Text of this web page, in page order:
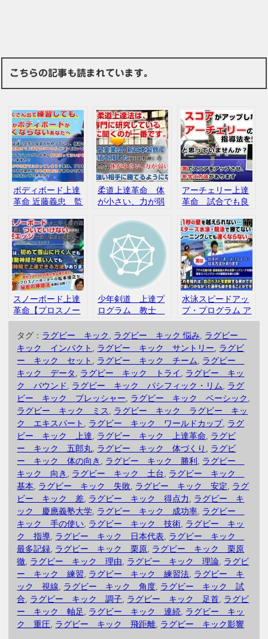
こちらの記事も読まれています。
ボディボード上達
革命 近藤義忠 監
評判 口コミ
柔道上達革命 体
が小さい、力が弱
上達法 DVD2枚
組 田口教継
アーチェリー上達
革命 試合でも良
うになる効率的練
習法 【元・慶應
義塾大学 洋弓部
監督 佐藤達也 監
修】DVD2枚組
スノーボード上達
革命【プロスノー
ボーダー松本佳之
監修】 DVD2枚組
松本佳之 評判
口コミ
少年剣道 上達プ
ログラム 教士
八段 菅野豪 監
修 DVD2枚組
インフォトップ
評判 口コミ
水泳スピードアッ
プ・プログラム ア
テネ五輪代表 森
隆弘 DVD2枚
組 監修 返金保
障 評判 口コミ
タグ： ラグビー キック, ラグビー キック 悩み, ラグビー
キック インパクト , ラグビー キック サントリー, ラグビ
ー キック セット , ラグビー キック チーム, ラグビー
キック データ, ラグビー キック トライ, ラグビー キッ
ク バウンド, ラグビー キック パシフィック・リム, ラグ
ビー キック プレッシャー, ラグビー キック ベーシック,
ラグビー キック ミス, ラグビー キック ラグビー キッ
ク エキスパート , ラグビー キック ワールドカップ, ラグ
ビー キック 上達, ラグビー キック 上達革命, ラグビ
ー キック 五郎丸, ラグビー キック 体づくり , ラグビ
ー キック 体の向き , ラグビー キック 勝利 , ラグビー
キック 向き , ラグビー キック 土台, ラグビー キック
基本, ラグビー キック 失敗, ラグビー キック 安定, ラグ
ビー キック 差, ラグビー キック 得点力, ラグビー キ
ック 慶應義塾大学, ラグビー キック 成功率, ラグビー
キック 手の使い, ラグビー キック 技術, ラグビー キッ
ク 指導, ラグビー キック 日本代表, ラグビー キック
最多記録, ラグビー キック 栗原, ラグビー キック 栗原
徹, ラグビー キック 理由, ラグビー キック 理論, ラグビ
ー キック 練習, ラグビー キック 練習法, ラグビー キ
ック 視線, ラグビー キック 角度, ラグビー キック 試
合, ラグビー キック 調子, ラグビー キック 足首, ラグビ
ー キック 軸足, ラグビー キック 連続, ラグビー キッ
ク 重圧, ラグビー キック 飛距離, ラグビー キック影響